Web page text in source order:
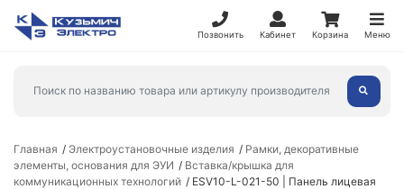
Позвонить Кабинет Корзина Меню
Главная Электроустановочные изделия
Рамки, декоративные
элементы, основания для ЭУИ
Вставка/крышка для
коммуникационных технологий
ESV10-L-021-50 | Панель лицевая